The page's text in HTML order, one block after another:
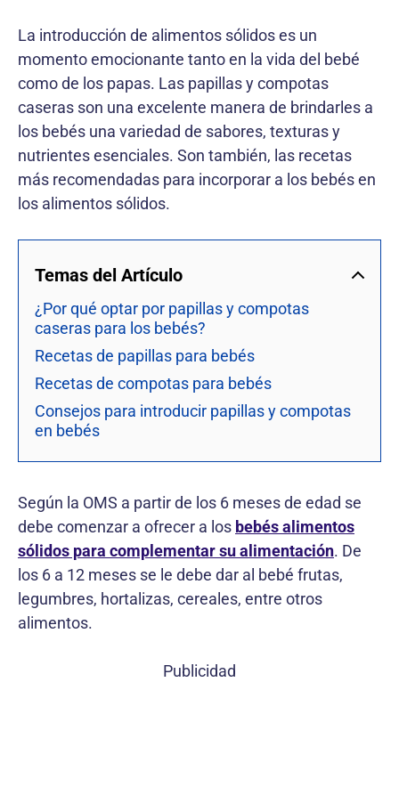
La introducción de alimentos sólidos es un
momento emocionante tanto en la vida del bebé
como de los papas. Las papillas y compotas
caseras son una excelente manera de brindarles a
los bebés una variedad de sabores, texturas y
nutrientes esenciales. Son también, las recetas
más recomendadas para incorporar a los bebés en
los alimentos sólidos.
Temas del Artículo
¿Por qué optar por papillas y compotas
caseras para los bebés?
Recetas de papillas para bebés
Recetas de compotas para bebés
Consejos para introducir papillas y compotas
en bebés
Según la OMS a partir de los 6 meses de edad se
debe comenzar a ofrecer a los bebés alimentos
sólidos para complementar su alimentación. De
los 6 a 12 meses se le debe dar al bebé frutas,
legumbres, hortalizas, cereales, entre otros
alimentos.
Publicidad